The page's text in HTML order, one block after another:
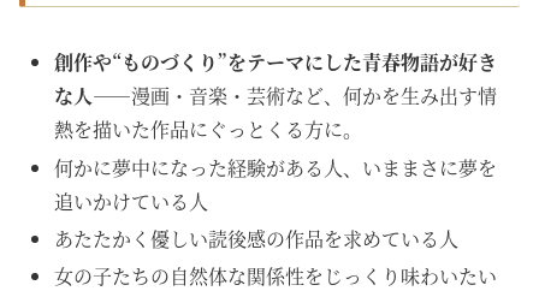
創作や“ものづくり”をテーマにした青春物語が好き
な人――漫画・音楽・芸術など、何かを生み出す情
熱を描いた作品にぐっとくる方に。
何かに夢中になった経験がある人、いままさに夢を
追いかけている人
あたたかく優しい読後感の作品を求めている人
女の子たちの自然体な関係性をじっくり味わいたい